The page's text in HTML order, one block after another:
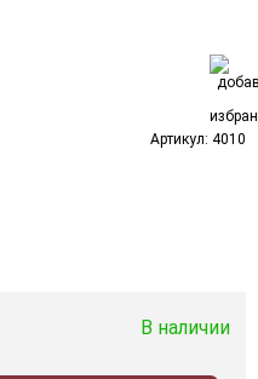
Артикул: 4010
В наличии